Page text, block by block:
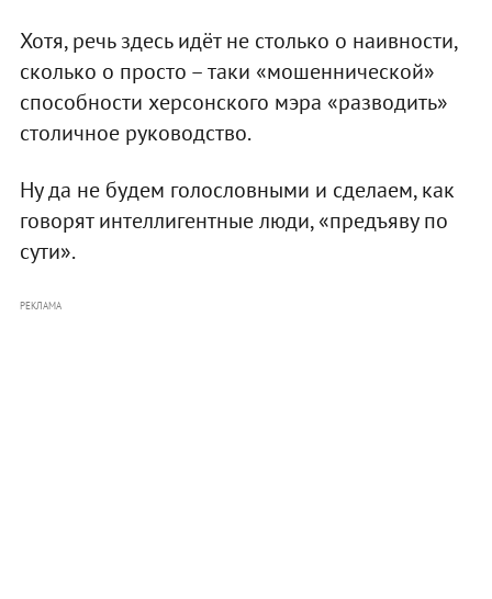
Хотя, речь здесь идёт не столько о наивности,
сколько о просто – таки «мошеннической»
способности херсонского мэра «разводить»
столичное руководство.
Ну да не будем голословными и сделаем, как
говорят интеллигентные люди, «предъяву по
сути».
РЕКЛАМА